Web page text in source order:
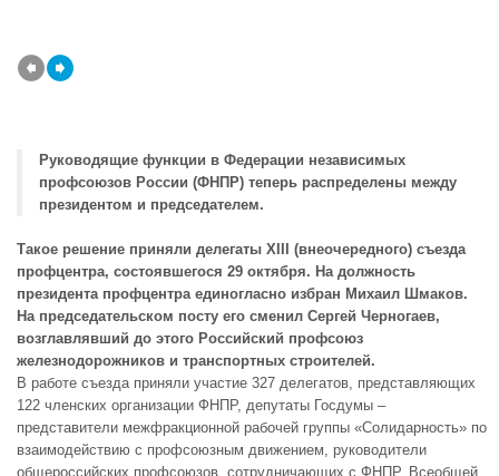
Руководящие функции в Федерации независимых
профсоюзов России (ФНПР) теперь распределены между
президентом и председателем.
Такое решение приняли делегаты XIII (внеочередного) съезда
профцентра, состоявшегося 29 октября. На должность
президента профцентра единогласно избран Михаил Шмаков.
На председательском посту его сменил Сергей Черногаев,
возглавлявший до этого Российский профсоюз
железнодорожников и транспортных строителей.
В работе съезда приняли участие 327 делегатов, представляющих
122 членских организации ФНПР, депутаты Госдумы –
представители межфракционной рабочей группы «Солидарность» по
взаимодействию с профсоюзным движением, руководители
общероссийских профсоюзов, сотрудничающих с ФНПР, Всеобщей